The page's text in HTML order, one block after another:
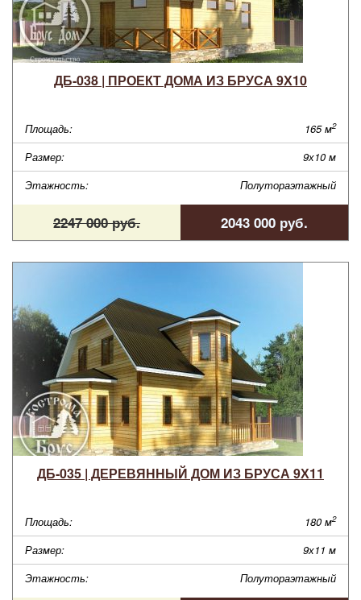
ДБ-038 | ПРОЕКТ ДОМА ИЗ БРУСА 9Х10
Площадь: 165 м2
Размер:
9х10 м
Этажность:
Полутораэтажный
2247 000 руб. 2043 000 руб.
ДБ-035 | ДЕРЕВЯННЫЙ ДОМ ИЗ БРУСА 9Х11
Площадь: 180 м2
Размер:
9х11 м
Этажность:
Полутораэтажный